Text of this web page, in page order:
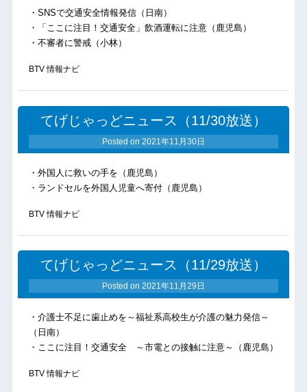
・SNSで交通安全情報発信（日南）
・「ここに注目！交通安全」飲酒運転に注意（鹿児島）
・不審者に警戒（小林）
BTV 情報ナビ
てげじゃっどニュース（11/30放送）
Posted on 2021年11月30日
・外国人に救いの手を（鹿児島）
・ランドセルを外国人児童へ寄付（鹿児島）
BTV 情報ナビ
てげじゃっどニュース（11/29放送）
Posted on 2021年11月29日
・介護士不足に歯止めを～福祉系高校生が介護の魅力発信～
（日南）
・ここに注目！交通安全 ～市電との接触に注意～（鹿児島）
BTV 情報ナビ